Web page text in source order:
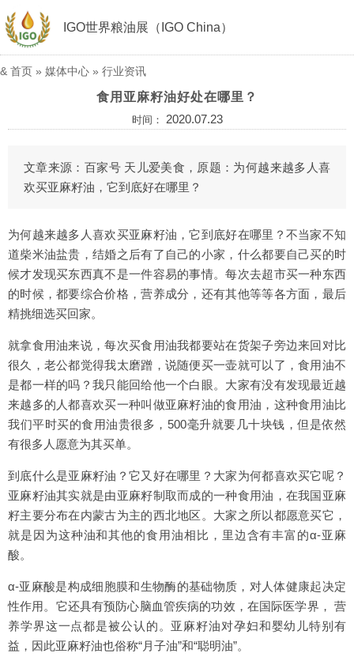
IGO世界粮油展（IGO China）
& 首页 » 媒体中心 » 行业资讯
食用亚麻籽油好处在哪里？
时间： 2020.07.23
文章来源：百家号 天儿爱美食，原题：为何越来越多人喜
欢买亚麻籽油，它到底好在哪里？
为何越来越多人喜欢买亚麻籽油，它到底好在哪里？不当家不知
道柴米油盐贵，结婚之后有了自己的小家，什么都要自己买的时
候才发现买东西真不是一件容易的事情。每次去超市买一种东西
的时候，都要综合价格，营养成分，还有其他等等各方面，最后
精挑细选买回家。
就拿食用油来说，每次买食用油我都要站在货架子旁边来回对比
很久，老公都觉得我太磨蹭，说随便买一壶就可以了，食用油不
是都一样的吗？我只能回给他一个白眼。大家有没有发现最近越
来越多的人都喜欢买一种叫做亚麻籽油的食用油，这种食用油比
我们平时买的食用油贵很多，500毫升就要几十块钱，但是依然
有很多人愿意为其买单。
到底什么是亚麻籽油？它又好在哪里？大家为何都喜欢买它呢？
亚麻籽油其实就是由亚麻籽制取而成的一种食用油，在我国亚麻
籽主要分布在内蒙古为主的西北地区。大家之所以都愿意买它，
就是因为这种油和其他的食用油相比，里边含有丰富的α-亚麻
酸。
α-亚麻酸是构成细胞膜和生物酶的基础物质，对人体健康起决定
性作用。它还具有预防心脑血管疾病的功效，在国际医学界， 营
养学界这一点都是被公认的。亚麻籽油对孕妇和婴幼儿特别有
益，因此亚麻籽油也俗称“月子油”和“聪明油”。